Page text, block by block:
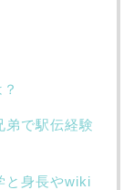
弟で駅伝経験
と身長やwiki